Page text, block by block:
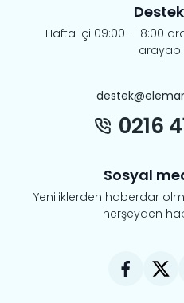
Hafta içi 09:00 - 18:00
0216
Sosyal
Yeniliklerden haberdar
herşeyden